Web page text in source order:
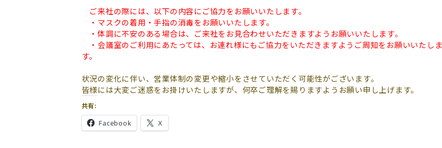
ご来社の際には、以下の内容にご協力をお願いいたします。
・マスクの着用・手指の消毒をお願いいたします。
・体調に不安のある場合は、ご来社をお見合わせいただきますようお願いいたします。
・会議室のご利用にあたっては、お連れ様にもご協力をいただきますようご周知をお願いいたしま
す。
状況の変化に伴い、営業体制の変更や縮小をさせていただく可能性がございます。
皆様には大変ご迷惑をお掛けいたしますが、何卒ご理解を賜りますようお願い申し上げます。
共有:
Facebook X